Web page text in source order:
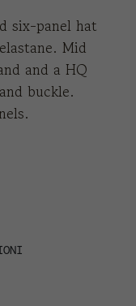
six-panel hat
Mid
and a HQ
buckle.